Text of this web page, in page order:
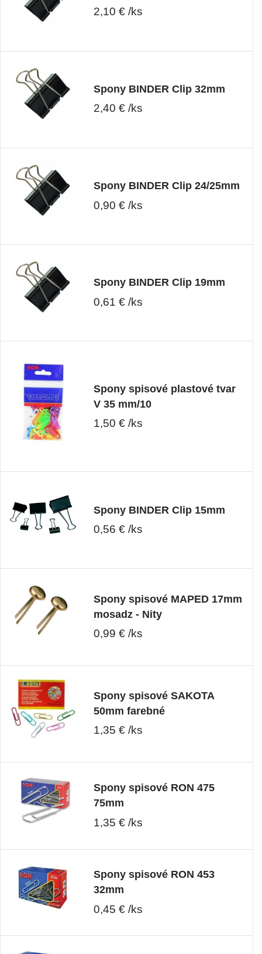
2,10 € /ks
Spony BINDER Clip 32mm
2,40 € /ks
Spony BINDER Clip 24/25mm
0,90 € /ks
Spony BINDER Clip 19mm
0,61 € /ks
Spony spisové plastové tvar
V 35 mm/10
1,50 € /ks
Spony BINDER Clip 15mm
0,56 € /ks
Spony spisové MAPED 17mm
mosadz - Nity
0,99 € /ks
Spony spisové SAKOTA
50mm farebné
1,35 € /ks
Spony spisové RON 475
75mm
1,35 € /ks
Spony spisové RON 453
32mm
0,45 € /ks